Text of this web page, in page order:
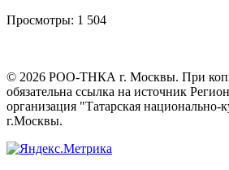
Просмотры: 1 504
© 2026 РОО-ТНКА г. Москвы. При
обязательна ссылка на источник
организация "Татарская национально-
г.Москвы.